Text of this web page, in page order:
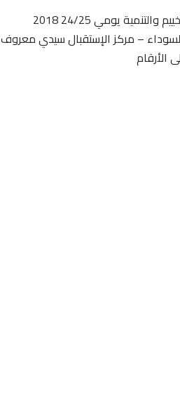
يومي 24/25 2018
– مركز الإستقبال سيدي معروف
الأرقام